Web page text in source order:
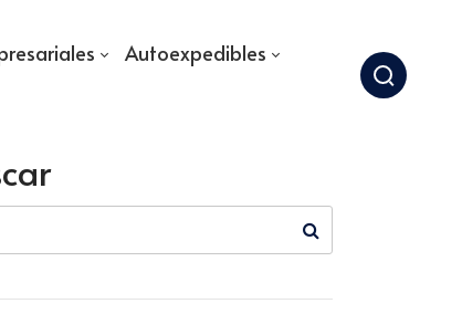
Autoexpedibles